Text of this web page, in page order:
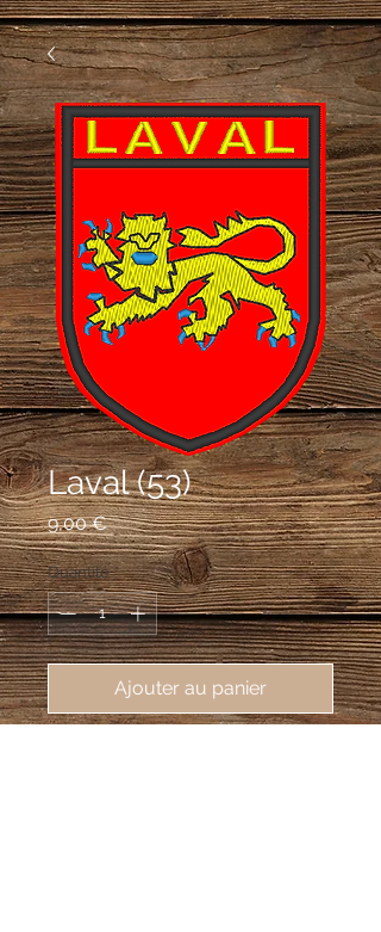
Laval (53)
9,00 €Prix
Quantité *
Ajouter au panier